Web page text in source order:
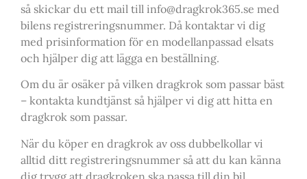
så skickar du ett mail till info@dragkrok365.se med
bilens registreringsnummer. Då kontaktar vi dig
med prisinformation för en modellanpassad elsats
och hjälper dig att lägga en beställning.
Om du är osäker på vilken dragkrok som passar bäst
– kontakta kundtjänst så hjälper vi dig att hitta en
dragkrok som passar.
När du köper en dragkrok av oss dubbelkollar vi
alltid ditt registreringsnummer så att du kan känna
dig trygg att dragkroken ska passa till din bil.